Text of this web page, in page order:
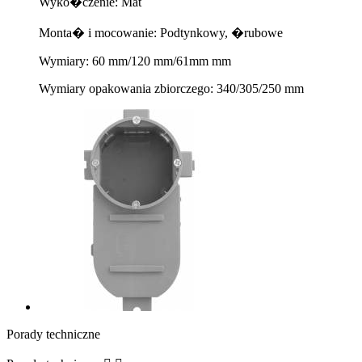
Monta� i mocowanie: Podtynkowy, �rubowe
Wymiary: 60 mm/120 mm/61mm mm
Wymiary opakowania zbiorczego: 340/305/250 mm
Porady techniczne